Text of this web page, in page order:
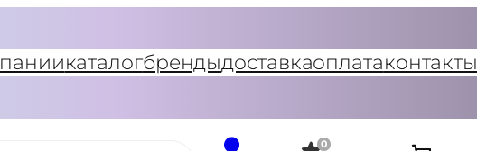
каталогбрендыдоставкаоплатаконтакты
0